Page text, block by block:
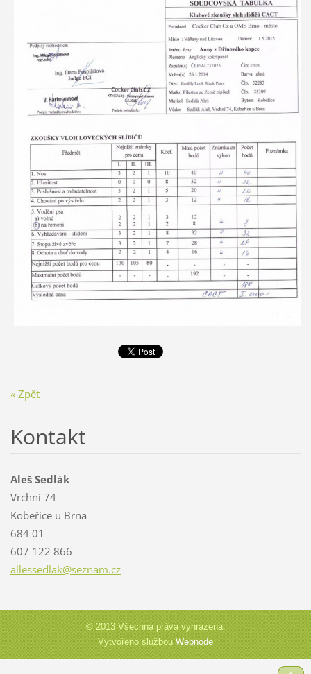
« Zpět
Kontakt
Aleš Sedlák
Vrchní 74
Kobeřice u Brna
684 01
607 122 866
allessedlak@seznam.cz
© 2013 Všechna práva vyhrazena.
Vytvořeno službouWebnode